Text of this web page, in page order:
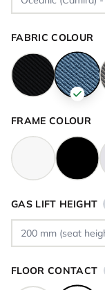
FABRIC COLOUR
FRAME COLOUR
GAS LIFT HEIGHT
FLOOR CONTACT